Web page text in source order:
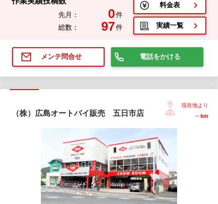
先月： 0件
総数：
97件
料金表
実績一覧
メンテ問合せ 電話をかける
（株）広島オートバイ販売 五日市店
現在地より
-- km